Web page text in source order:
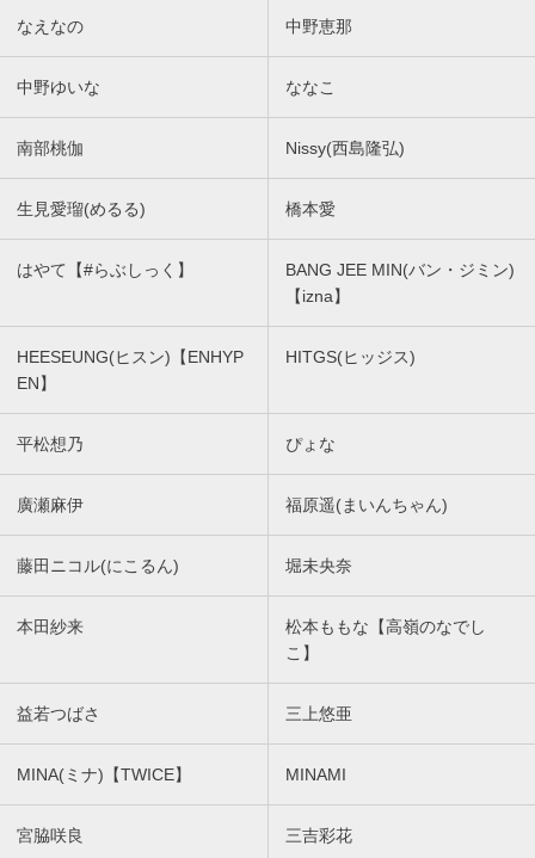
なえなの 中野恵那
中野ゆいな ななこ
南部桃伽 Nissy(西島隆弘)
生見愛瑠(めるる) 橋本愛
はやて【#らぶしっく】
BANG JEE MIN(バン・ジミン)
【izna】
HEESEUNG(ヒスン)【ENHYP
EN】
HITGS(ヒッジス)
平松想乃 ぴょな
廣瀬麻伊 福原遥(まいんちゃん)
藤田ニコル(にこるん) 堀未央奈
本田紗来
松本ももな【高嶺のなでし
こ】
益若つばさ 三上悠亜
MINA(ミナ)【TWICE】 MINAMI
宮脇咲良 三吉彩花